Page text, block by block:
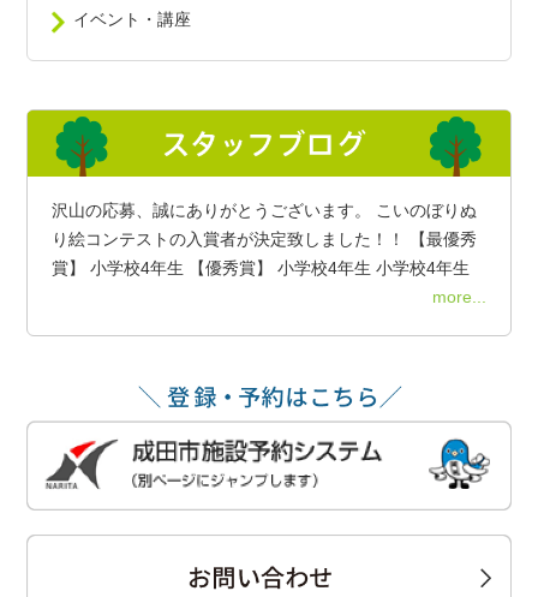
イベント・講座
沢山の応募、誠にありがとうございます。 こいのぼりぬ
り絵コンテストの入賞者が決定致しました！！ 【最優秀
賞】 小学校4年生 【優秀賞】 小学校4年生 小学校4年生
more...